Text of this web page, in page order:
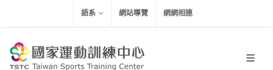
語系 網站導覽 網網相連